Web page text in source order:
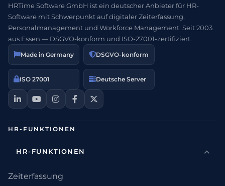
HRTime Software GmbH ist ein deutscher Anbieter für HR-
Software mit Schwerpunkt auf digitaler Zeiterfassung,
Personalmanagement und Workforce Management. Seit 2003
aus Essen — DSGVO-konform und ISO-27001-zertifiziert.
Made in Germany DSGVO-konform
ISO 27001 Deutsche Server
HR-FUNKTIONEN
HR-FUNKTIONEN
Zeiterfassung